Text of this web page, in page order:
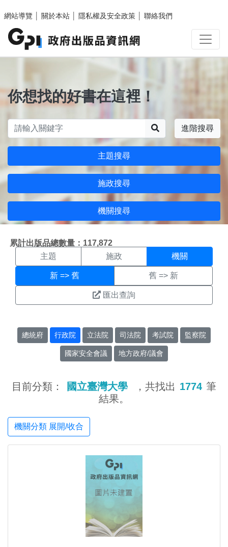
網站導覽
關於本站 隱私權及安全政策 聯絡我們
你想找的好書在這裡！
進階搜尋
主題搜尋
施政搜尋
機關搜尋
累計出版品總數量：117,872
機關搜尋結果頁面
主題 施政 機關
新 => 舊 舊 => 新
匯出查詢
總統府 行政院 立法院 司法院 考試院 監察院
國家安全會議 地方政府/議會
目前分類： 國立臺灣大學 ，共找出 1774 筆
結果。
機關分類 展開/收合